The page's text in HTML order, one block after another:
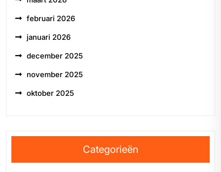
februari 2026
januari 2026
december 2025
november 2025
oktober 2025
Categorieën